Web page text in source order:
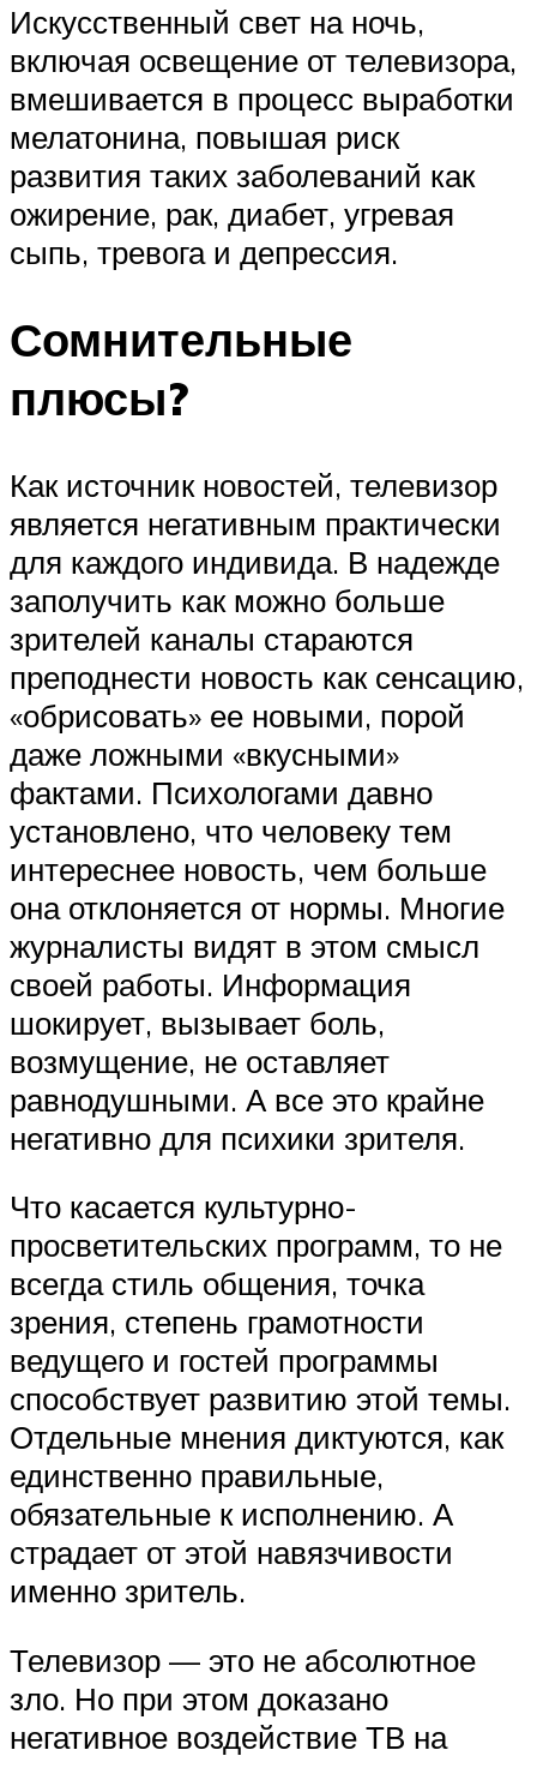
Искусственный свет на ночь,
включая освещение от телевизора,
вмешивается в процесс выработки
мелатонина, повышая риск
развития таких заболеваний как
ожирение, рак, диабет, угревая
сыпь, тревога и депрессия.
Сомнительные
плюсы?
Как источник новостей, телевизор
является негативным практически
для каждого индивида. В надежде
заполучить как можно больше
зрителей каналы стараются
преподнести новость как сенсацию,
«обрисовать» ее новыми, порой
даже ложными «вкусными»
фактами. Психологами давно
установлено, что человеку тем
интереснее новость, чем больше
она отклоняется от нормы. Многие
журналисты видят в этом смысл
своей работы. Информация
шокирует, вызывает боль,
возмущение, не оставляет
равнодушными. А все это крайне
негативно для психики зрителя.
Что касается культурно-
просветительских программ, то не
всегда стиль общения, точка
зрения, степень грамотности
ведущего и гостей программы
способствует развитию этой темы.
Отдельные мнения диктуются, как
единственно правильные,
обязательные к исполнению. А
страдает от этой навязчивости
именно зритель.
Телевизор — это не абсолютное
зло. Но при этом доказано
негативное воздействие ТВ на